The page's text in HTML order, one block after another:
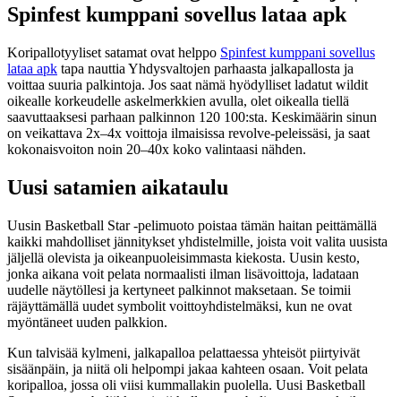
Spinfest kumppani sovellus lataa apk
Koripallotyyliset satamat ovat helppo Spinfest kumppani sovellus
lataa apk tapa nauttia Yhdysvaltojen parhaasta jalkapallosta ja
voittaa suuria palkintoja. Jos saat nämä hyödylliset ladatut wildit
oikealle korkeudelle askelmerkkien avulla, olet oikealla tiellä
saavuttaaksesi parhaan palkinnon 120 100:sta. Keskimäärin sinun
on veikattava 2x–4x voittoja ilmaisissa revolve-peleissäsi, ja saat
kokonaisvoiton noin 20–40x koko valintaasi nähden.
Uusi satamien aikataulu
Uusin Basketball Star -pelimuoto poistaa tämän haitan peittämällä
kaikki mahdolliset jännitykset yhdistelmille, joista voit valita uusista
jäljellä olevista ja oikeanpuoleisimmasta kiekosta. Uusin kesto,
jonka aikana voit pelata normaalisti ilman lisävoittoja, ladataan
uudelle näytöllesi ja kertyneet palkinnot maksetaan. Se toimii
räjäyttämällä uudet symbolit voittoyhdistelmäksi, kun ne ovat
myöntäneet uuden palkkion.
Kun talvisää kylmeni, jalkapalloa pelattaessa yhteisöt piirtyivät
sisäänpäin, ja niitä oli helpompi jakaa kahteen osaan. Voit pelata
koripalloa, jossa oli viisi kummallakin puolella. Uusi Basketball